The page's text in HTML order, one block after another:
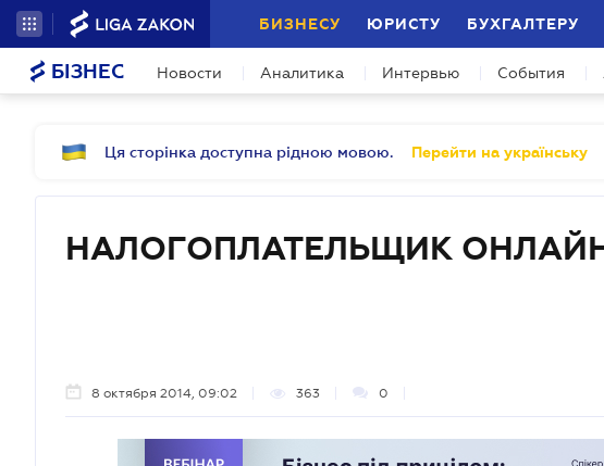
БИЗНЕСУ ЮРИСТУ БУХГАЛТЕРУ
БІЗНЕС Новости Аналитика Интервью События
Ця сторінка доступна рідною мовою. Перейти на українську
НАЛОГОПЛАТЕЛЬЩИК
8 октября 2014, 09:02 363 0